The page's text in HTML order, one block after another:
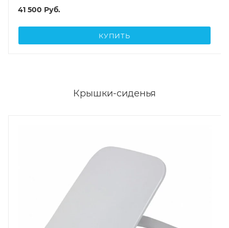
41 500 Руб.
КУПИТЬ
Крышки-сиденья